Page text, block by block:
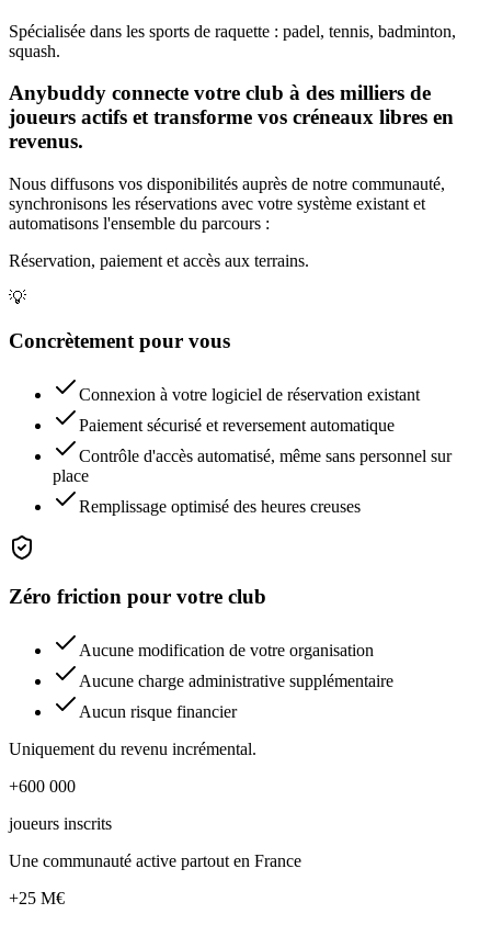
Spécialisée dans les sports de raquette : padel, tennis, badminton,
squash.
Anybuddy connecte votre club à des milliers de
joueurs actifs et transforme vos créneaux libres en
revenus.
Nous diffusons vos disponibilités auprès de notre communauté,
synchronisons les réservations avec votre système existant et
automatisons l'ensemble du parcours :
Réservation, paiement et accès aux terrains.
💡
Concrètement pour vous
Connexion à votre logiciel de réservation existant
Paiement sécurisé et reversement automatique
Contrôle d'accès automatisé, même sans personnel sur
place
Remplissage optimisé des heures creuses
Zéro friction pour votre club
Aucune modification de votre organisation
Aucune charge administrative supplémentaire
Aucun risque financier
Uniquement du revenu incrémental.
+600 000
joueurs inscrits
Une communauté active partout en France
+25 M€